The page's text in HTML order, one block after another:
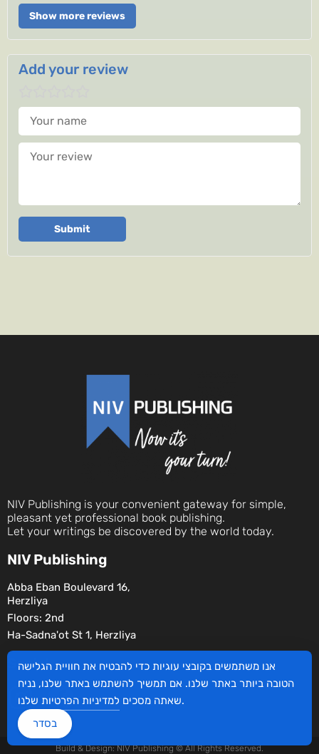
Show more reviews
Add your review
Your name
Your review
Submit
NIV Publishing is your convenient gateway for simple,
pleasant yet professional book publishing.
Let your writings be discovered by the world today.
NIV Publishing
Abba Eban Boulevard 16,
Herzliya
Floors: 2nd
Ha-Sadna'ot St 1, Herzliya
Social
Build & Design: NIV Publishing © All Rights Reserved.
אנו משתמשים בקובצי עוגיות כדי להבטיח את חוויית הגלישה
הטובה ביותר באתר שלנו. אם תמשיך להשתמש באתר שלנו, נניח
שאתה מסכים למדיניות הפרטיות
שלנו.
בסדר